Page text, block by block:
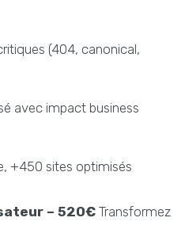
(404, canonical,
avec impact business
+450 sites optimisés
– 520€Transformez